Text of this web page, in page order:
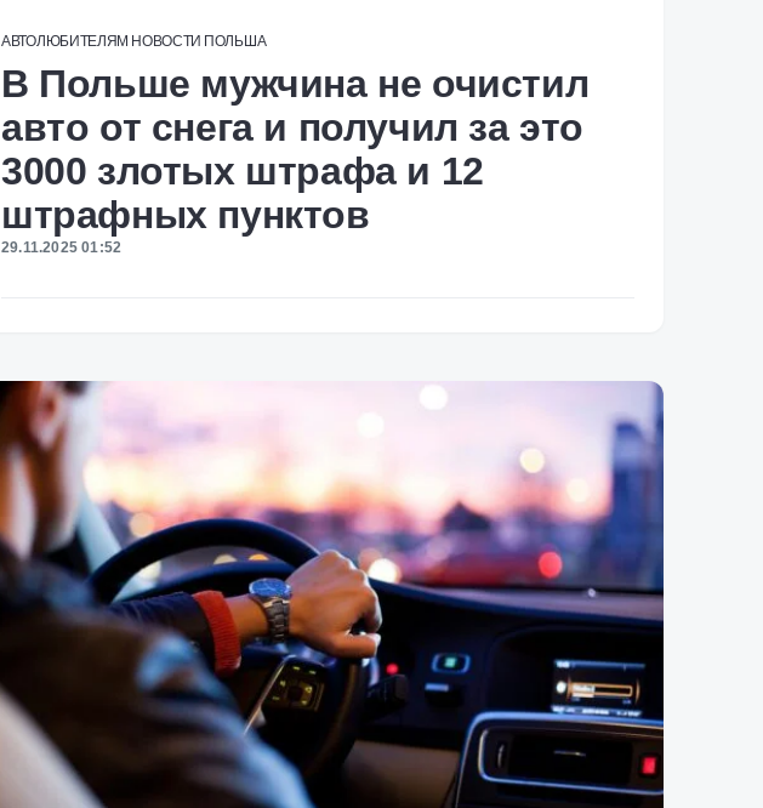
АВТОЛЮБИТЕЛЯМ НОВОСТИ ПОЛЬША
В Польше мужчина не очистил
авто от снега и получил за это
3000 злотых штрафа и 12
штрафных пунктов
29.11.2025 01:52